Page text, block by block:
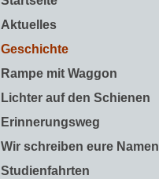
Aktuelles
Geschichte
Rampe mit Waggon
Lichter auf den Schienen
Erinnerungsweg
Wir schreiben eure Namen
Studienfahrten